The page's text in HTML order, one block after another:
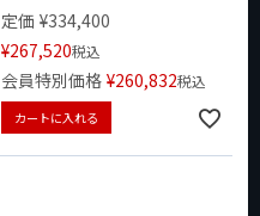
定価 ¥334,400
¥267,520税込
会員特別価格 ¥260,832税込
カートに入れる